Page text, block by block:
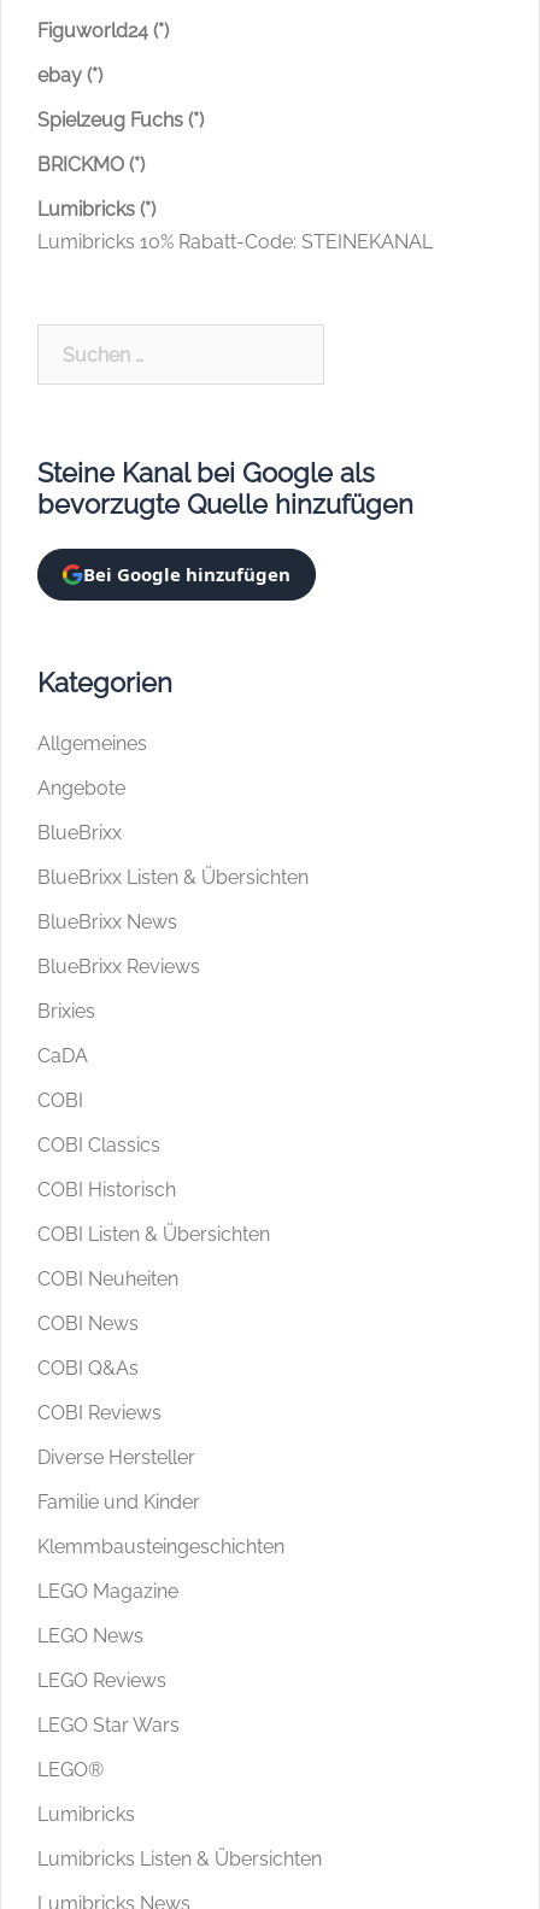
Figuworld24 (*)
ebay (*)
Spielzeug Fuchs (*)
BRICKMO (*)
Lumibricks (*)
Lumibricks 10% Rabatt-Code: STEINEKANAL
Steine Kanal bei Google als
bevorzugte Quelle hinzufügen
Bei Google hinzufügen
Kategorien
Allgemeines
Angebote
BlueBrixx
BlueBrixx Listen & Übersichten
BlueBrixx News
BlueBrixx Reviews
Brixies
CaDA
COBI
COBI Classics
COBI Historisch
COBI Listen & Übersichten
COBI Neuheiten
COBI News
COBI Q&As
COBI Reviews
Diverse Hersteller
Familie und Kinder
Klemmbausteingeschichten
LEGO Magazine
LEGO News
LEGO Reviews
LEGO Star Wars
LEGO®
Lumibricks
Lumibricks Listen & Übersichten
Lumibricks News